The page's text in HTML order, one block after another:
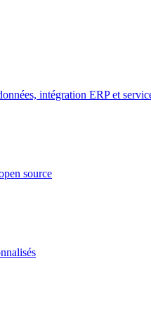
intégration ERP et
source